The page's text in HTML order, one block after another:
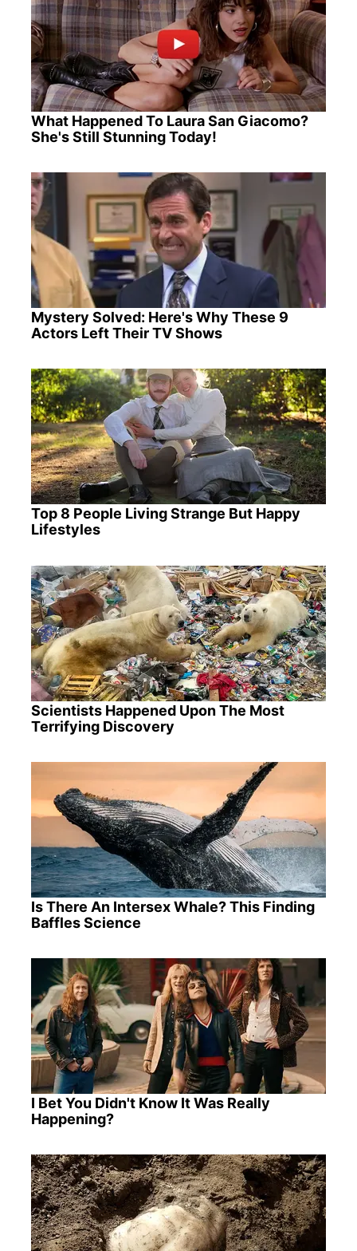
What Happened To Laura San Giacomo?
She's Still Stunning Today!
Mystery Solved: Here's Why These 9
Actors Left Their TV Shows
Top 8 People Living Strange But Happy
Lifestyles
Scientists Happened Upon The Most
Terrifying Discovery
Is There An Intersex Whale? This Finding
Baffles Science
I Bet You Didn't Know It Was Really
Happening?